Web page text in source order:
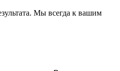
Мы всегда к вашим